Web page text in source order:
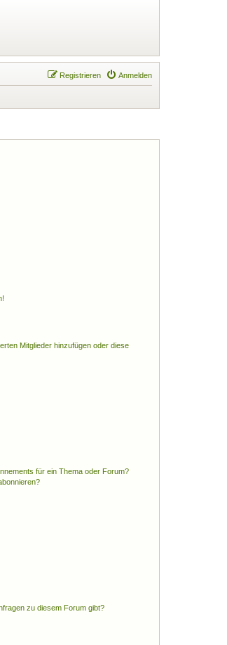
Anmelden
Registrieren
Mitglieder hinzufügen oder diese
für ein Thema oder Forum?
zu diesem Forum gibt?